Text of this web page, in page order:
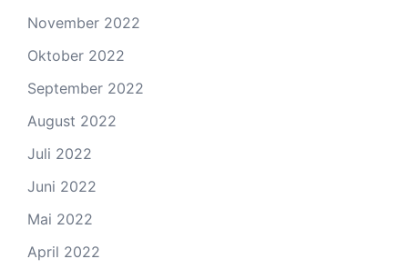
November 2022
Oktober 2022
September 2022
August 2022
Juli 2022
Juni 2022
Mai 2022
April 2022